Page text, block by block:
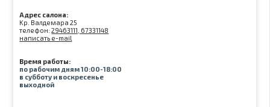
Адрес салона:
Kр. Валдемара 25
телефон:29463111, 67331148
написать e-mail
Время работы:
по рабочим дням 10:00-18:00
в субботу и воскресенье
выходной